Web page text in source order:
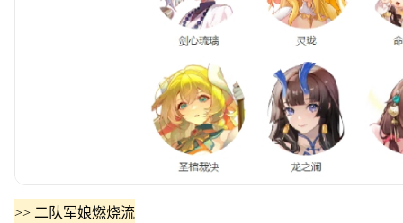
>> 二队军娘燃烧流